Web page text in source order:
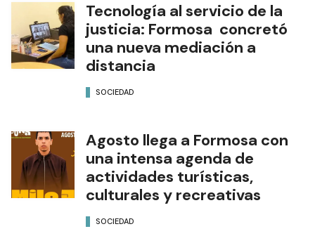
Tecnología al servicio de la
justicia: Formosa concretó
una nueva mediación a
distancia
SOCIEDAD
Agosto llega a Formosa con
una intensa agenda de
actividades turísticas,
culturales y recreativas
SOCIEDAD